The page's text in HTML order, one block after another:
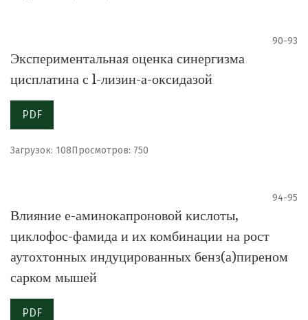
90-93
Экспериментальная оценка синергизма
цисплатина с l-лизин-а-оксидазой
PDF
Загрузок: 108Просмотров: 750
94-95
Влияние е-аминокапроновой кислоты,
циклофос-фамида и их комбинации на рост
аутохтонных индуцированных бенз(а)пиреном
сарком мышей
PDF